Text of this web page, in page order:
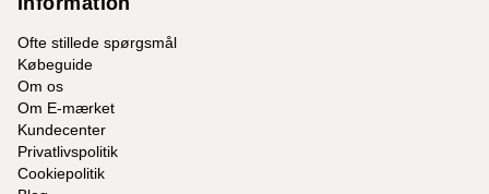
Ofte stillede spørgsmål
Købeguide
Om os
Om E-mærket
Kundecenter
Privatlivspolitik
Cookiepolitik